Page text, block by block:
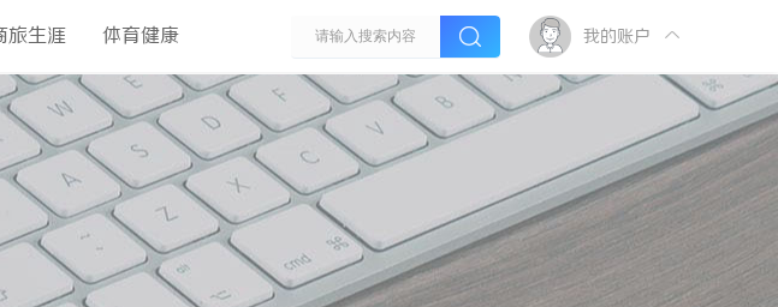
旅生涯 体育健康 我的账户